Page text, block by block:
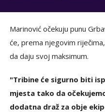
Marinović očekuju punu
će, prema njegovim
da daju svoj maksimum.
"Tribine će sigurno biti
mjesta tako da
dodatna draž za obje